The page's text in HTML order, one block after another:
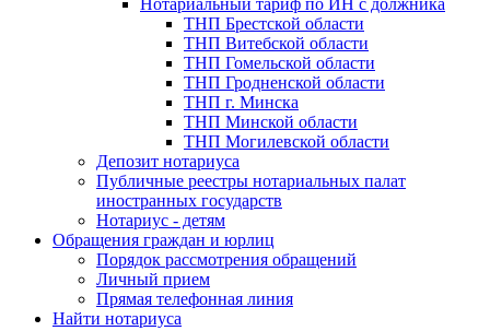
Нотариальный тариф по ИН с должника
ТНП Брестской области
ТНП Витебской области
ТНП Гомельской области
ТНП Гродненской области
ТНП г. Минска
ТНП Минской области
ТНП Могилевской области
Депозит нотариуса
Публичные реестры нотариальных палат
иностранных государств
Нотариус - детям
Обращения граждан и юрлиц
Порядок рассмотрения обращений
Личный прием
Прямая телефонная линия
Найти нотариуса